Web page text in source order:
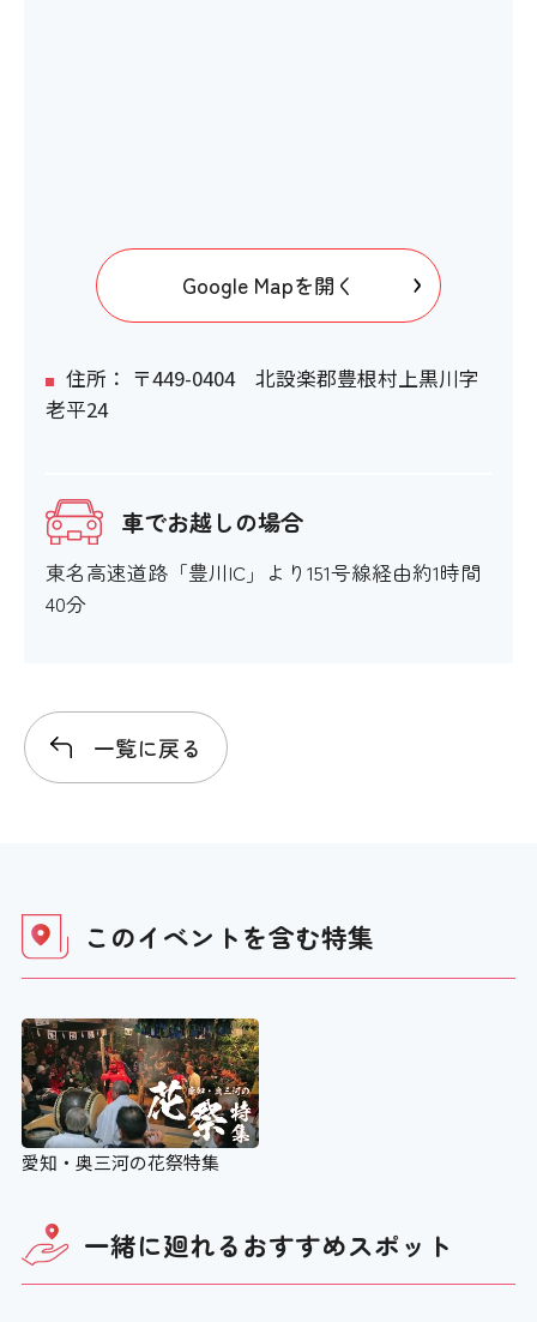
Google Mapを開く
住所： 〒449-0404 北設楽郡豊根村上黒川字
老平24
車でお越しの場合
東名高速道路「豊川IC」より151号線経由約1時間
40分
一覧に戻る
このイベントを含む特集
愛知・奥三河の花祭特集
一緒に廻れるおすすめスポット